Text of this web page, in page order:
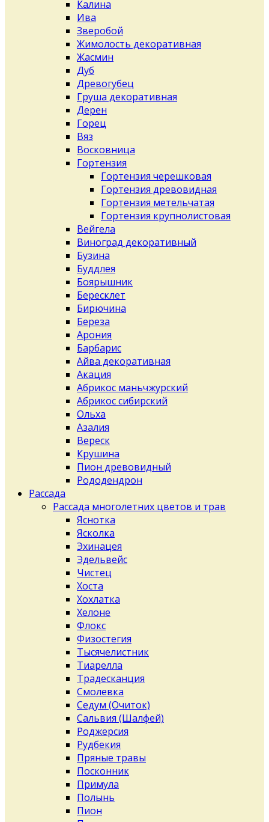
Калина
Ива
Зверобой
Жимолость декоративная
Жасмин
Дуб
Древогубец
Груша декоративная
Дерен
Горец
Вяз
Восковница
Гортензия
Гортензия черешковая
Гортензия древовидная
Гортензия метельчатая
Гортензия крупнолистовая
Вейгела
Виноград декоративный
Бузина
Буддлея
Боярышник
Бересклет
Бирючина
Береза
Арония
Барбарис
Айва декоративная
Акация
Абрикос маньчжурский
Абрикос сибирский
Ольха
Азалия
Вереск
Крушина
Пион древовидный
Рододендрон
Рассада
Рассада многолетних цветов и трав
Яснотка
Ясколка
Эхинацея
Эдельвейс
Чистец
Хоста
Хохлатка
Хелоне
Флокс
Физостегия
Тысячелистник
Тиарелла
Традесканция
Смолевка
Седум (Очиток)
Сальвия (Шалфей)
Роджерсия
Рудбекия
Пряные травы
Посконник
Примула
Полынь
Пион